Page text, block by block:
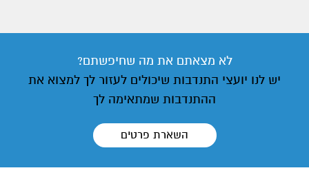
לא מצאתם את מה שחיפשתם?
יש לנו יועצי התנדבות שיכולים לעזור לך למצוא את
ההתנדבות שמתאימה לך
השארת פרטים